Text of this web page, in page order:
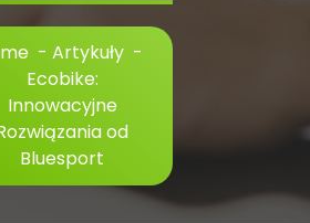
- Artykuły -
Ecobike:
Innowacyjne
od
Bluesport